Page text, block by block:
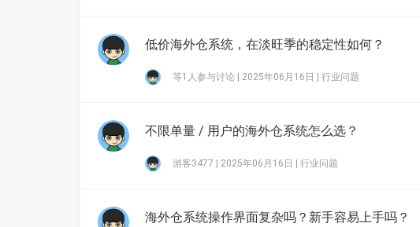
低价海外仓系统，在淡旺季的稳定性如何？
等1人参与讨论 | 2025年06月16日 | 行业问题
不限单量 / 用户的海外仓系统怎么选？
游客3477 | 2025年06月16日 | 行业问题
海外仓系统操作界面复杂吗？新手容易上手吗？